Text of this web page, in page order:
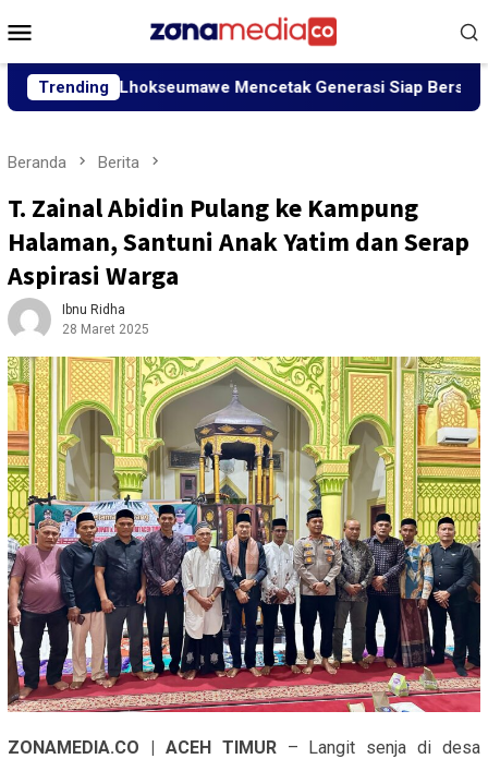
ke
Mobile
Trending
Lhokseumawe Mencetak Generasi Siap Bersaing
Beranda Berita
T. Zainal Abidin Pulang ke Kampung
Halaman, Santuni Anak Yatim dan Serap
Aspirasi Warga
Ibnu Ridha
28 Maret 2025
ZONAMEDIA.CO | ACEH TIMUR– Langit senja di desa